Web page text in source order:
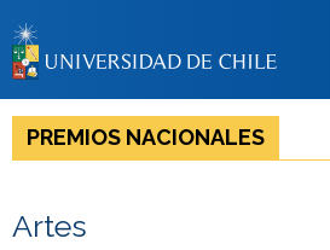
BIBLIOTECAS
LA UNIVERSIDAD
PREMIOS NACIONALES
Artes